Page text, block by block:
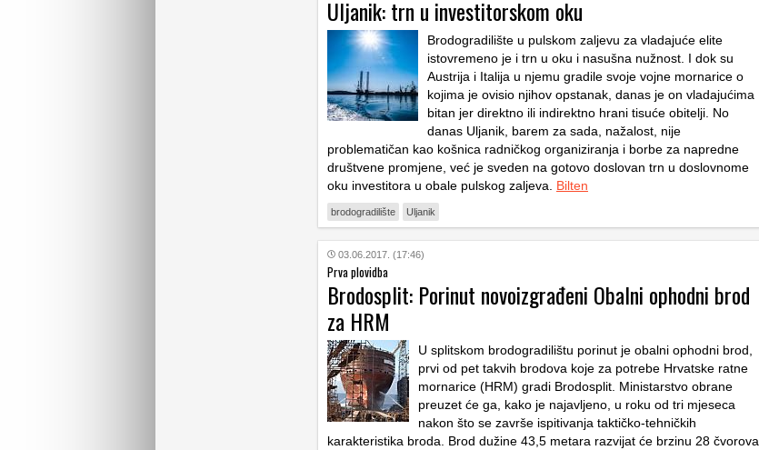
Uljanik: trn u investitorskom oku
Brodogradilište u pulskom zaljevu za vladajuće elite
istovremeno je i trn u oku i nasušna nužnost. I dok su
Austrija i Italija u njemu gradile svoje vojne mornarice o
kojima je ovisio njihov opstanak, danas je on vladajućima
bitan jer direktno ili indirektno hrani tisuće obitelji. No
danas Uljanik, barem za sada, nažalost, nije
problematičan kao košnica radničkog organiziranja i borbe za napredne
društvene promjene, već je sveden na gotovo doslovan trn u doslovnome
oku investitora u obale pulskog zaljeva. Bilten
brodogradilište Uljanik
03.06.2017. (17:46)
Prva plovidba
Brodosplit: Porinut novoizgrađeni Obalni ophodni brod
za HRM
U splitskom brodogradilištu porinut je obalni ophodni brod,
prvi od pet takvih brodova koje za potrebe Hrvatske ratne
mornarice (HRM) gradi Brodosplit. Ministarstvo obrane
preuzet će ga, kako je najavljeno, u roku od tri mjeseca
nakon što se završe ispitivanja taktičko-tehničkih
karakteristika broda. Brod dužine 43,5 metara razvijat će brzinu 28 čvorova